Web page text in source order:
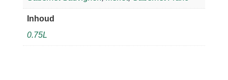
Inhoud
0.75L